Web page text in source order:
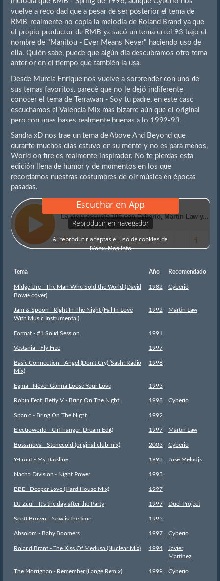
vuelve a recordad que a pesar de ser posterior el tema de
RMB, realmente no copia la melodía de Roland Brand ya que
el propio productor de RMB ya sacó un tema en el 93 bajo el
nombre de "Manitou - Ever Means Never" haciendo uso de
ella. Quién sabe, puede que algún día descubramos otro tema
anterior en el tiempo que también la usa.
Desde Murcia Enrique nos vuelve a sorprender con uno de
sus temas favoritos, parecé que no le dejó indiferente
conocer el tema de Terrawan - Soy tu padre, en este caso
escuchamos el Valencia Mix más bizarro aún que el original
pero con unas bases realmente buenas a lo 1992-93.
Sandra xD nos trae un tema de Above And Beyond que
durante muchos días estuvo en su mente y no es para menos,
World on fire es realmente inspirador. No te pierdas esta
edición llena de humor y de momentos en los que
recordamos nuestras costumbres de oir música en épocas
pasadas.
Tema Año Recomendado
Midge Ure - The Man Who Sold the World (David
Bowie cover)
1982 Cyberio
Jam & Spoon - Right In The Night (Fall In Love
With Music Instrumental)
1992 Martin Law
Format - #1 Solid Session 1991
Vestania - Fly Free 1997
Basic Connection - Angel (Don't Cry) (Sash! Radio
Mix)
1998
Egma - Never Gonna Loose Your Love 1993
Robin Feat. Betty V - Bring On The Night 1998 Cyberio
Spanic - Bring On The Night 1992
Electroworld - Cliffhanger (Dream Edit) 1997 Martin Law
Bossanova - Stonecold (original club mix) 2003 Cyberio
Y-Front - My Bassline 1993 Jose Melodjs
Nacho Division - Night Power 1993
BBE - Deeper Love (Hard House Mix) 1997
DJ Zuul - It's the day after the Party 1997 Duel Project
Scott Brown - Now is the time 1995
Absolom - Baby Boomers 1997 Cyberio
Roland Brant - The Kiss Of Medusa (Nuclear Mix) 1994
Javier
Martinez
The Morrighan - Remember (Lange Remix) 1999 Cyberio